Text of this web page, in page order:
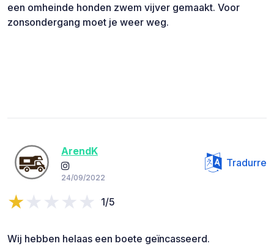
een omheinde honden zwem vijver gemaakt. Voor
zonsondergang moet je weer weg.
ArendK
24/09/2022
Tradurre
1/5
Wij hebben helaas een boete geïncasseerd.